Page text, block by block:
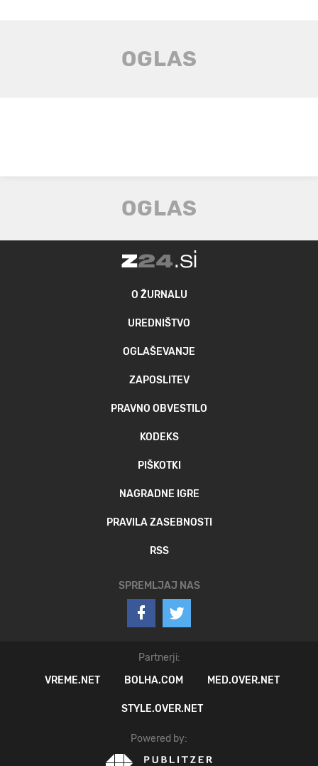
O ŽURNALU
UREDNIŠTVO
OGLAŠEVANJE
ZAPOSLITEV
PRAVNO OBVESTILO
KODEKS
PIŠKOTKI
NAGRADNE IGRE
PRAVILA ZASEBNOSTI
RSS
SPREMLJAJ NAS
Partnerji:
VREME.NET
BOLHA.COM MED.OVER.NET
STYLE.OVER.NET
Powered by: